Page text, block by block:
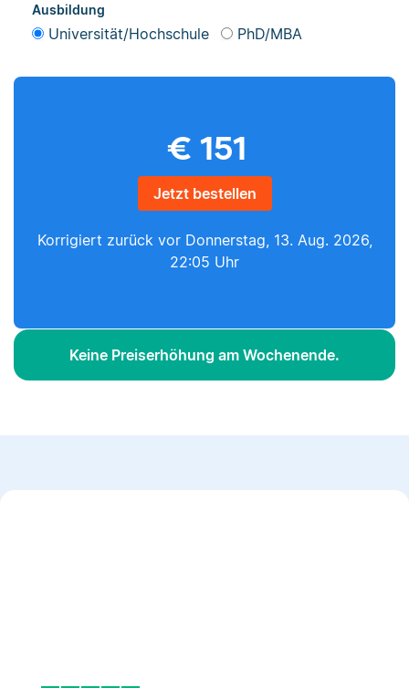
Ausbildung
Universität/Hochschule PhD/MBA
€ 151
Jetzt bestellen
Korrigiert zurück vor Donnerstag, 13. Aug. 2026,
22:05 Uhr
Keine Preiserhöhung am Wochenende.